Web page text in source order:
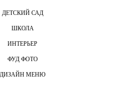
ДЕТСКИЙ САД
ШКОЛА
ИНТЕРЬЕР
ФУД ФОТО
ДИЗАЙН МЕНЮ